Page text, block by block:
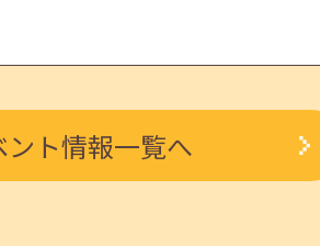
のインタビューセミナー 12:50～13:20
ント情報一覧へ